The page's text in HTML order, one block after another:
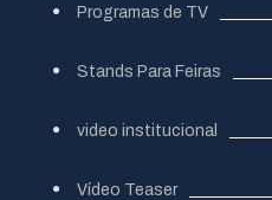
Programas de TV
Stands Para Feiras
video institucional
Vídeo Teaser